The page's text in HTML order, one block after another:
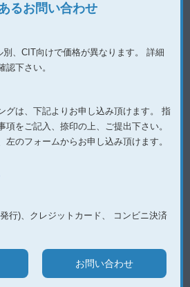
るお問い合わせ
、CIT向けで価格が異なります。
詳細
認下さい。
グは、下記よりお申し込み頂けます。
指
項をご記入、捺印の上、ご提出下さい。
左のフォームからお申し込み頂けます。
行)、クレジットカード、
コンビニ決済
お問い合わせ